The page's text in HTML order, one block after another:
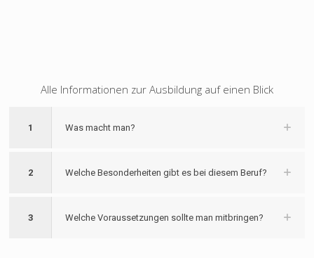
Alle Informationen zur Ausbildung auf einen Blick
1 Was macht man?
2 Welche Besonderheiten gibt es bei diesem Beruf?
3 Welche Voraussetzungen sollte man mitbringen?